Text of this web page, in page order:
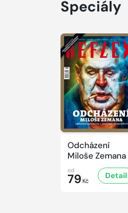
Speciály
Odcházení
Miloše Zemana
od
79 Kč
Detail